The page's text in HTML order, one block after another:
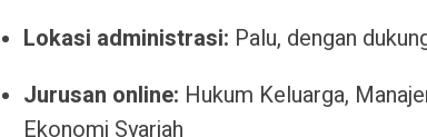
Lokasi administrasi: Palu, dengan
Jurusan online: Hukum Keluarga,
Ekonomi Syariah